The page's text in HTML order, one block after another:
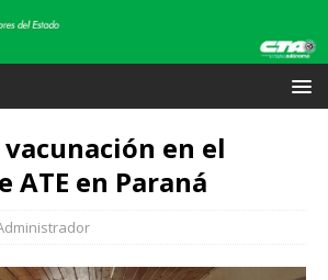
vacunación en el
ATE en Paraná